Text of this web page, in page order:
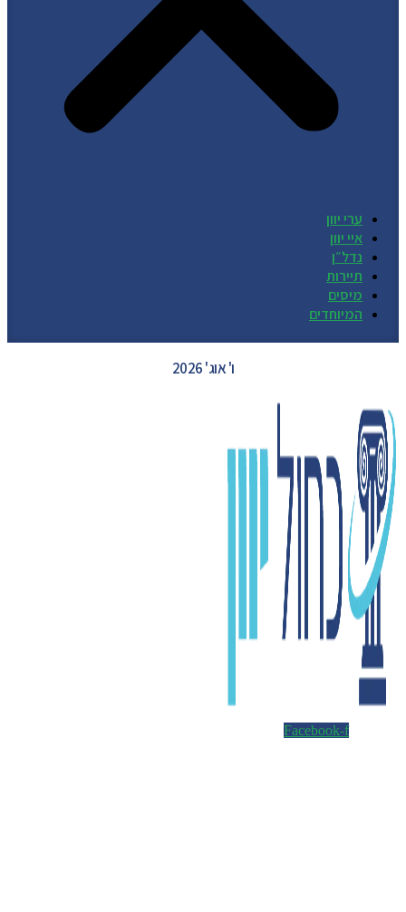
ערי יוון
איי יוון
נדל״ן
תיירות
מיסים
המיוחדים
ו' אוג' 2026
Facebook-f